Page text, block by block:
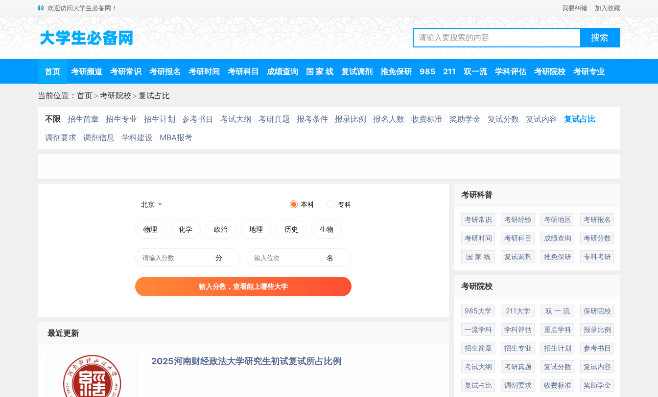
欢迎访问大学生必备网！ 我要纠错 加入收藏
首页 考研频道 考研常识 考研报名 考研时间 考研科目 成绩查询 国 家 线 复试调剂 推免保研 985 211 双一流 学科评估 考研院校 考研专业
当前位置： 首页> 考研院校 > 复试占比
不限 招生简章 招生专业 招生计划 参考书目 考试大纲 考研真题 报考条件 报录比例 报名人数 收费标准 奖助学金 复试分数 复试内容
复试占比
调剂要求
调剂信息 学科建设 MBA报考
北京 本科 专科
物理 化学 政治 地理 历史 生物
分 名
输入分数，查看能上哪些大学
最近更新
2025河南财经政法大学研究生初试复试所占比例
考研科普
考研常识 考研经验 考研地区 考研报名
考研时间 考研科目 成绩查询 考研分数
国 家 线 复试调剂 推免保研 专科考研
考研院校
985大学 211大学 双 一 流 保研院校
一流学科 学科评估 重点学科 报录比例
招生简章 招生专业 招生计划 参考书目
考试大纲 考研真题 复试分数 复试内容
复试占比 调剂要求 收费标准 奖助学金